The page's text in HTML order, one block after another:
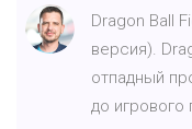
Dragon Ball
версия).
отпадный
до игрового